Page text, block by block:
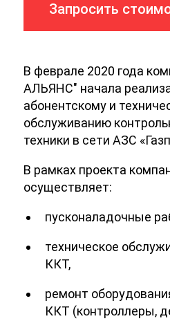
Запросить
В феврале 2020 года
АЛЬЯНС" начала
абонентскому и
обслуживанию
техники в сети АЗС
В рамках проекта
осуществляет:
пусконаладочные
техническое
ККТ,
ремонт
ККТ (контроллеры,